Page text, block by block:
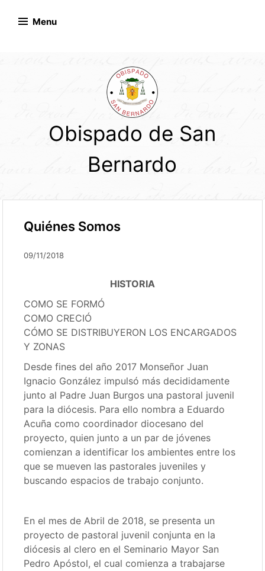
Menu
Obispado de San
Bernardo
Quiénes Somos
09/11/2018
HISTORIA
COMO SE FORMÓ
COMO CRECIÓ
CÓMO SE DISTRIBUYERON LOS ENCARGADOS
Y ZONAS
Desde fines del año 2017 Monseñor Juan
Ignacio González impulsó más decididamente
junto al Padre Juan Burgos una pastoral juvenil
para la diócesis. Para ello nombra a Eduardo
Acuña como coordinador diocesano del
proyecto, quien junto a un par de jóvenes
comienzan a identificar los ambientes entre los
que se mueven las pastorales juveniles y
buscando espacios de trabajo conjunto.
En el mes de Abril de 2018, se presenta un
proyecto de pastoral juvenil conjunta en la
diócesis al clero en el Seminario Mayor San
Pedro Apóstol, el cual comienza a trabajarse